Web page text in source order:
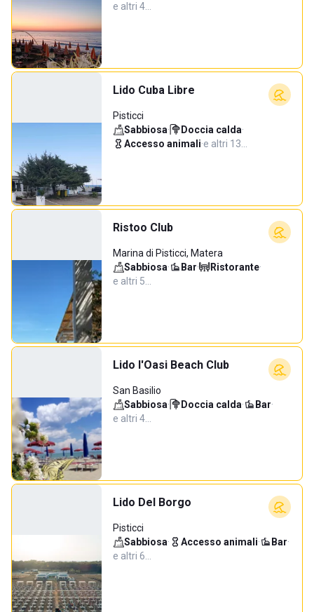
e altri 4…
Lido Cuba Libre
Pisticci
Sabbiosa· Doccia calda·
Accesso animali·e altri 13…
Ristoo Club
Marina di Pisticci, Matera
Sabbiosa· Bar· Ristorante·
e altri 5…
Lido l'Oasi Beach Club
San Basilio
Sabbiosa· Doccia calda· Bar·
e altri 4…
Lido Del Borgo
Pisticci
Sabbiosa· Accesso animali· Bar·
e altri 6…